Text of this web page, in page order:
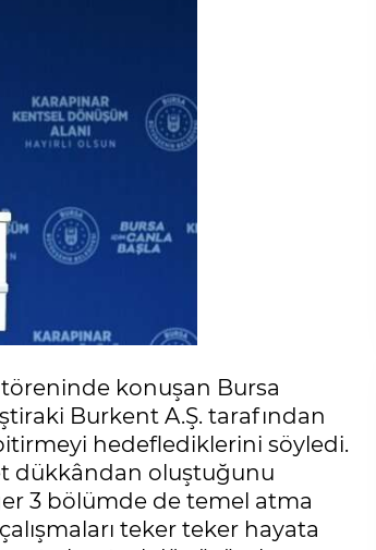
konuşan Bursa
Burkent A.Ş. tarafından
bitirmeyi hedeflediklerini söyledi.
dükkândan oluştuğunu
3 bölümde de temel atma
teker teker hayata
Biz korkuyu Kerbela da
bıraktık!
Mustafa KARAMAN